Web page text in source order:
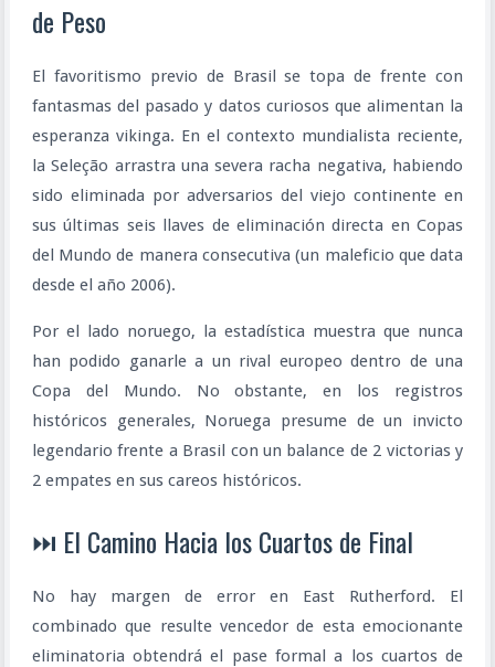
de Peso
El favoritismo previo de Brasil se topa de frente con
fantasmas del pasado y datos curiosos que alimentan la
esperanza vikinga. En el contexto mundialista reciente,
la Seleção arrastra una severa racha negativa, habiendo
sido eliminada por adversarios del viejo continente en
sus últimas seis llaves de eliminación directa en Copas
del Mundo de manera consecutiva (un maleficio que data
desde el año 2006).
Por el lado noruego, la estadística muestra que nunca
han podido ganarle a un rival europeo dentro de una
Copa del Mundo. No obstante, en los registros
históricos generales, Noruega presume de un invicto
legendario frente a Brasil con un balance de 2 victorias y
2 empates en sus careos históricos.
⏭️ El Camino Hacia los Cuartos de Final
No hay margen de error en East Rutherford. El
combinado que resulte vencedor de esta emocionante
eliminatoria obtendrá el pase formal a los cuartos de